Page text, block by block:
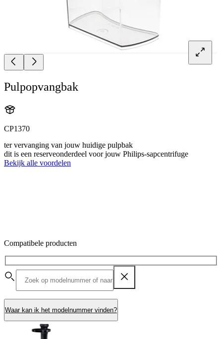
Pulpopvangbak
CP1370
ter vervanging van jouw huidige pulpbak
dit is een reserveonderdeel voor jouw Philips-sapcentrifuge
Bekijk alle voordelen
Compatibele producten
Waar kan ik het modelnummer vinden?